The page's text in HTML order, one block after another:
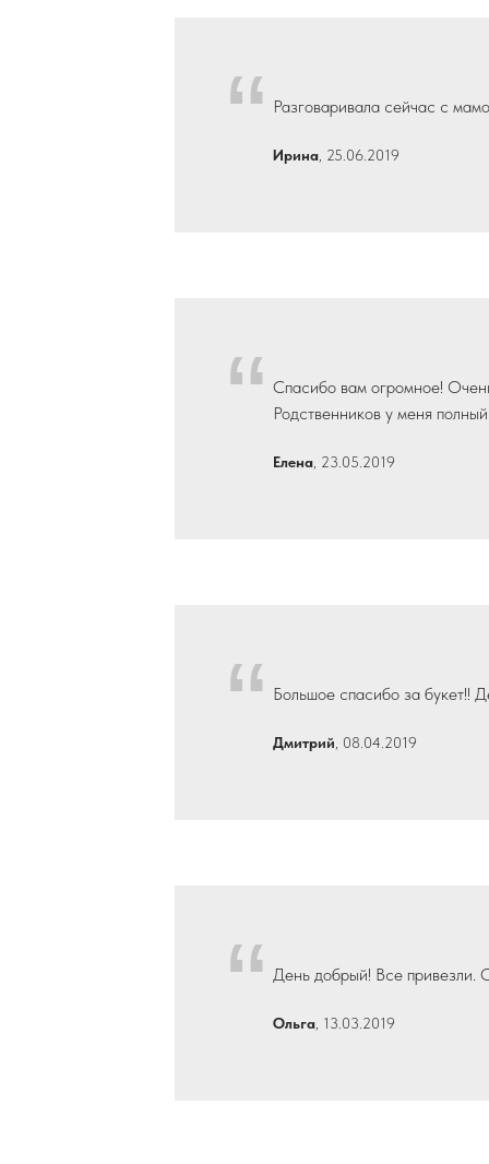
“ Разговаривала сейчас с
Ирина , 25.06.2019
“ Спасибо вам огромное!
Родственников у меня
Елена , 23.05.2019
“ Большое спасибо за букет!!
Дмитрий , 08.04.2019
“ День добрый! Все привезли.
Ольга , 13.03.2019